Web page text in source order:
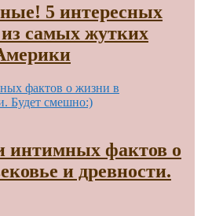
5 интересных
самых жутких
интимных фактов о
и древности.